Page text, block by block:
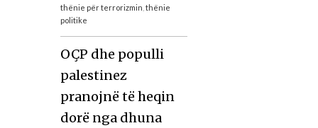
thënie për terrorizmin thënie
politike
OÇP dhe populli
palestinez
pranojnë të heqin
dorë nga dhuna